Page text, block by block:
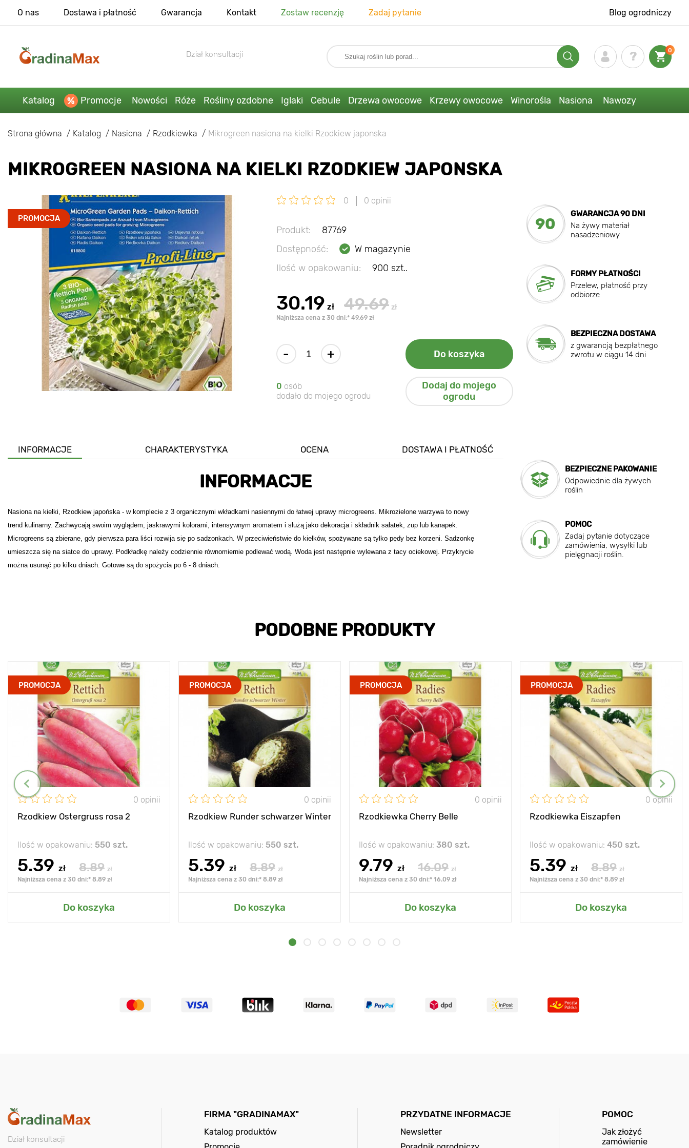
O nas Dostawa i płatność Gwarancja Kontakt Zostaw recenzję Zadaj pytanie Blog ogrodniczy
Dział konsultacji 0
Katalog Promocje Nowości Róże Rośliny ozdobne Iglaki Cebule Drzewa owocowe Krzewy owocowe Winorośla Nasiona Nawozy
Strona główna Katalog Nasiona Rzodkiewka Mikrogreen nasiona na kielki Rzodkiew japonska
MIKROGREEN NASIONA NA KIELKI RZODKIEW JAPONSKA
PROMOCJA
0 0 opinii
Produkt:
87769
Dostępność:
W magazynie
Ilość w opakowaniu:
900 szt..
30.19 zł 49.69 zł
Najniższa cena z 30 dni:* 49.69 zł
- + Do koszyka
0 osób
dodało do mojego ogrodu
Dodaj do mojego
ogrodu
90
GWARANCJA 90 DNI
Na żywy materiał
nasadzeniowy
FORMY PŁATNOŚCI
Przelew, płatność przy
odbiorze
BEZPIECZNA DOSTAWA
z gwarancją bezpłatnego
zwrotu w ciągu 14 dni
INFORMACJE CHARAKTERYSTYKA OCENA DOSTAWA I PŁATNOŚĆ
INFORMACJE
Nasiona na kiełki, Rzodkiew japońska - w komplecie z 3 organicznymi wkładkami nasiennymi do łatwej uprawy microgreens. Mikrozielone warzywa to nowy
trend kulinarny. Zachwycają swoim wyglądem, jaskrawymi kolorami, intensywnym aromatem i służą jako dekoracja i składnik sałatek, zup lub kanapek.
Microgreens są zbierane, gdy pierwsza para liści rozwija się po sadzonkach. W przeciwieństwie do kiełków, spożywane są tylko pędy bez korzeni. Sadzonkę
umieszcza się na siatce do uprawy. Podkładkę należy codziennie równomiernie podlewać wodą. Woda jest następnie wylewana z tacy ociekowej. Przykrycie
można usunąć po kilku dniach. Gotowe są do spożycia po 6 - 8 dniach.
BEZPIECZNE PAKOWANIE
Odpowiednie dla żywych
roślin
POMOC
Zadaj pytanie dotyczące
zamówienia, wysyłki lub
pielęgnacji roślin.
PODOBNE PRODUKTY
PROMOCJA
0 opinii
Rzodkiew Ostergruss rosa 2
Ilość w opakowaniu: 550 szt.
5.39 zł 8.89 zł
Najniższa cena z 30 dni:* 8.89 zł
Do koszyka
PROMOCJA
0 opinii
Rzodkiew Runder schwarzer Winter
Ilość w opakowaniu: 550 szt.
5.39 zł 8.89 zł
Najniższa cena z 30 dni:* 8.89 zł
Do koszyka
PROMOCJA
0 opinii
Rzodkiewka Cherry Belle
Ilość w opakowaniu: 380 szt.
9.79 zł 16.09 zł
Najniższa cena z 30 dni:* 16.09 zł
Do koszyka
PROMOCJA
0 opinii
Rzodkiewka Eiszapfen
Ilość w opakowaniu: 450 szt.
5.39 zł 8.89 zł
Najniższa cena z 30 dni:* 8.89 zł
Do koszyka
Dział konsultacji
FIRMA "GRADINAMAX"
Katalog produktów
PRZYDATNE INFORMACJE
Newsletter
POMOC
Jak złożyć
zamówienie